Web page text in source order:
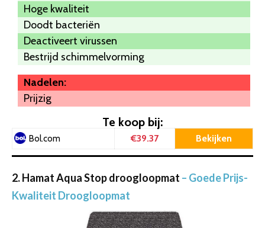
Hoge kwaliteit
Doodt bacteriën
Deactiveert virussen
Bestrijd schimmelvorming
Nadelen:
Prijzig
Te koop bij:
Bol.com €39.37 Bekijken
2. Hamat Aqua Stop droogloopmat – Goede Prijs-
Kwaliteit Droogloopmat